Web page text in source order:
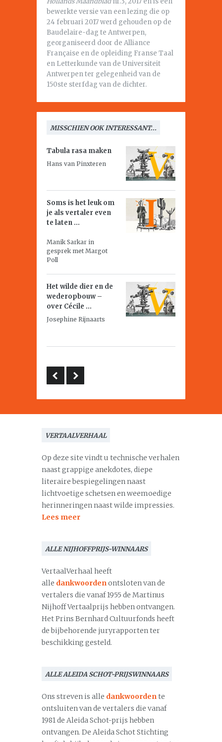
bewerkte versie van een lezing die op
24 februari 2017 werd gehouden op de
Baudelaire-dag te Antwerpen,
georganiseerd door de Alliance
Française en de opleiding Franse Taal
en Letterkunde van de Universiteit
Antwerpen ter gelegenheid van de
150ste sterfdag van de dichter.
MISSCHIEN OOK INTERESSANT...
Tabula rasa maken
Hans van Pinxteren
Soms is het leuk om
je als vertaler even
te laten ...
Manik Sarkar in
gesprek met Margot
Poll
Het wilde dier en de
wederopbouw –
over Cécile ...
Josephine Rijnaarts
VERTAALVERHAAL
Op deze site vindt u technische verhalen
naast grappige anekdotes, diepe
literaire bespiegelingen naast
lichtvoetige schetsen en weemoedige
herinneringen naast wilde impressies.
Lees meer
ALLE NIJHOFFPRIJS-WINNAARS
VertaalVerhaal heeft
alle dankwoordenontsloten van de
vertalers die vanaf 1955 de Martinus
Nijhoff Vertaalprijs hebben ontvangen.
Het Prins Bernhard Cultuurfonds heeft
de bijbehorende juryrapporten ter
beschikking gesteld.
ALLE ALEIDA SCHOT-PRIJSWINNAARS
Ons streven is alle dankwoordente
ontsluiten van de vertalers die vanaf
1981 de Aleida Schot-prijs hebben
ontvangen. De Aleida Schot Stichting